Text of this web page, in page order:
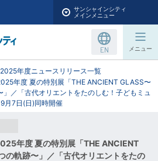
サンシャインシティ
メインメニュー
EN メニュー
2025年度ニュースリリース一覧
年度 夏の特別展「THE ANCIENT GLASS〜
」／「古代オリエントをたのしむ！子どもミュ
月7日(日)同時開催
年度 夏の特別展「THE ANCIENT
の軌跡〜」／「古代オリエントをたの